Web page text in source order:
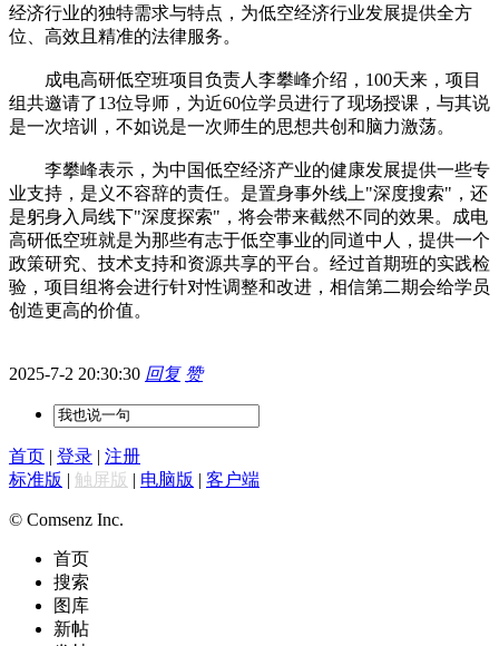
经济行业的独特需求与特点，为低空经济行业发展提供全方
位、高效且精准的法律服务。
成电高研低空班项目负责人李攀峰介绍，100天来，项目
组共邀请了13位导师，为近60位学员进行了现场授课，与其说
是一次培训，不如说是一次师生的思想共创和脑力激荡。
李攀峰表示，为中国低空经济产业的健康发展提供一些专
业支持，是义不容辞的责任。是置身事外线上"深度搜索"，还
是躬身入局线下"深度探索"，将会带来截然不同的效果。成电
高研低空班就是为那些有志于低空事业的同道中人，提供一个
政策研究、技术支持和资源共享的平台。经过首期班的实践检
验，项目组将会进行针对性调整和改进，相信第二期会给学员
创造更高的价值。
2025-7-2 20:30:30 回复 赞
首页 | 登录 | 注册
标准版 | 触屏版 | 电脑版 | 客户端
© Comsenz Inc.
首页
搜索
图库
新帖